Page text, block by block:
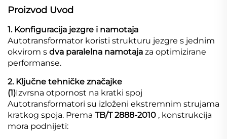
Proizvod Uvod
1. Konfiguracija jezgre i namotaja
Autotransformator koristi strukturu jezgre s jednim
okvirom s dva paralelna namotaja za optimizirane
performanse.
2. Ključne tehničke značajke
(1)Izvrsna otpornost na kratki spoj
Autotransformatori su izloženi ekstremnim strujama
kratkog spoja. Prema TB/T 2888-2010 , konstrukcija
mora podnijeti: